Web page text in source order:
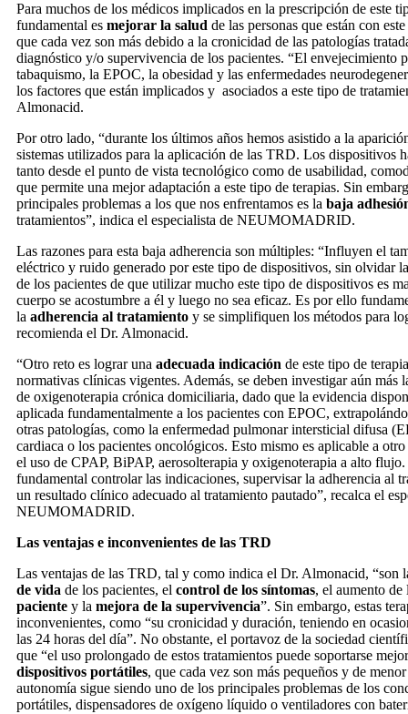
Para muchos de los médicos implicados en la prescripción de este
fundamental es mejorar la salud de las personas que están con
que cada vez son más debido a la cronicidad de las patologías
diagnóstico y/o supervivencia de los pacientes. “El envejecimiento
tabaquismo, la EPOC, la obesidad y las enfermedades
los factores que están implicados y asociados a este tipo de
Almonacid.
Por otro lado, “durante los últimos años hemos asistido a la
sistemas utilizados para la aplicación de las TRD. Los dispositivos
tanto desde el punto de vista tecnológico como de usabilidad,
que permite una mejor adaptación a este tipo de terapias. Sin
principales problemas a los que nos enfrentamos es la baja
tratamientos”, indica el especialista de NEUMOMADRID.
Las razones para esta baja adherencia son múltiples: “Influyen el
eléctrico y ruido generado por este tipo de dispositivos, sin olvidar
de los pacientes de que utilizar mucho este tipo de dispositivos es
cuerpo se acostumbre a él y luego no sea eficaz. Es por ello
la adherencia al tratamiento y se simplifiquen los métodos para
recomienda el Dr. Almonacid.
“Otro reto es lograr una adecuada indicación de este tipo de
normativas clínicas vigentes. Además, se deben investigar aún más
de oxigenoterapia crónica domiciliaria, dado que la evidencia
aplicada fundamentalmente a los pacientes con EPOC,
otras patologías, como la enfermedad pulmonar intersticial difusa
cardiaca o los pacientes oncológicos. Esto mismo es aplicable a
el uso de CPAP, BiPAP, aerosolterapia y oxigenoterapia a alto
fundamental controlar las indicaciones, supervisar la adherencia al
un resultado clínico adecuado al tratamiento pautado”, recalca el
NEUMOMADRID.
Las ventajas e inconvenientes de las TRD
Las ventajas de las TRD, tal y como indica el Dr. Almonacid, “son
de vida de los pacientes, el control de los síntomas, el aumento
paciente y la mejora de la supervivencia”. Sin embargo, estas
inconvenientes, como “su cronicidad y duración, teniendo en
las 24 horas del día”. No obstante, el portavoz de la sociedad
que “el uso prolongado de estos tratamientos puede soportarse
dispositivos portátiles, que cada vez son más pequeños y de
autonomía sigue siendo uno de los principales problemas de los
portátiles, dispensadores de oxígeno líquido o ventiladores con